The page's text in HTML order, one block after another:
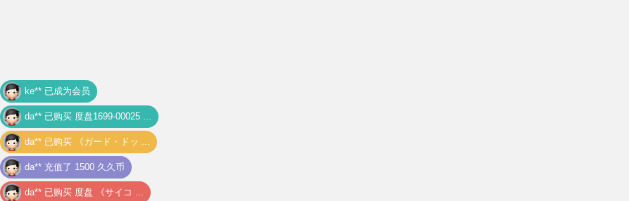
da** 已购买度盘1699-00025 ...
da** 已购买 《ガード・ドッ ...
da** 充值了 1500 久久币
da** 已购买 度盘 《サイコ ...
da** 充值了 1497 久久币